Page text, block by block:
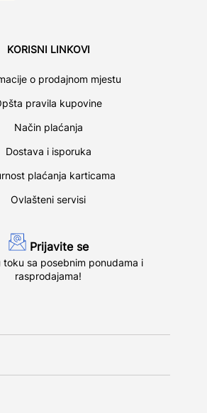
KORISNI LINKOVI
o prodajnom mjestu
pravila kupovine
Način plaćanja
Dostava i isporuka
plaćanja karticama
Ovlašteni servisi
Prijavite se
toku sa posebnim ponudama i
rasprodajama!